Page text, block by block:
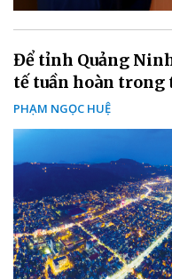
Để tỉnh Quảng
tế tuần
PHẠM NGỌC HUỆ